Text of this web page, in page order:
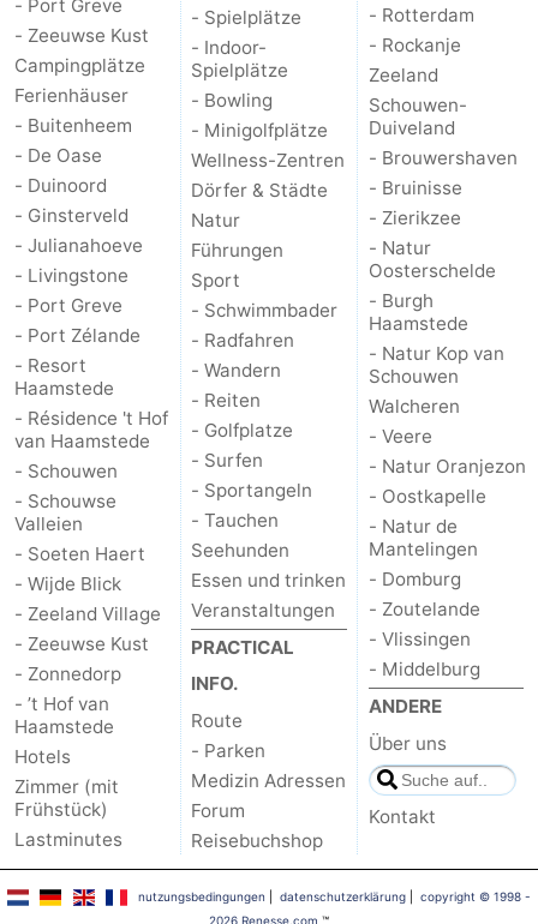
- Port Greve
- Zeeuwse Kust
Campingplätze
Ferienhäuser
- Buitenheem
- De Oase
- Duinoord
- Ginsterveld
- Julianahoeve
- Livingstone
- Port Greve
- Port Zélande
- Resort
Haamstede
- Résidence 't Hof
van Haamstede
- Schouwen
- Schouwse
Valleien
- Soeten Haert
- Wijde Blick
- Zeeland Village
- Zeeuwse Kust
- Zonnedorp
- ’t Hof van
Haamstede
Hotels
Zimmer (mit
Frühstück)
Lastminutes
- Spielplätze
- Indoor-
Spielplätze
- Bowling
- Minigolfplätze
Wellness-Zentren
Dörfer & Städte
Natur
Führungen
Sport
- Schwimmbader
- Radfahren
- Wandern
- Reiten
- Golfplatze
- Surfen
- Sportangeln
- Tauchen
Seehunden
Essen und trinken
Veranstaltungen
PRACTICAL
INFO.
Route
- Parken
Medizin Adressen
Forum
Reisebuchshop
- Rotterdam
- Rockanje
Zeeland
Schouwen-
Duiveland
- Brouwershaven
- Bruinisse
- Zierikzee
- Natur
Oosterschelde
- Burgh
Haamstede
- Natur Kop van
Schouwen
Walcheren
- Veere
- Natur Oranjezon
- Oostkapelle
- Natur de
Mantelingen
- Domburg
- Zoutelande
- Vlissingen
- Middelburg
ANDERE
Über uns
Kontakt
nutzungsbedingungen datenschutzerklärung| copyright © 1998 -
2026 Renesse.com ™